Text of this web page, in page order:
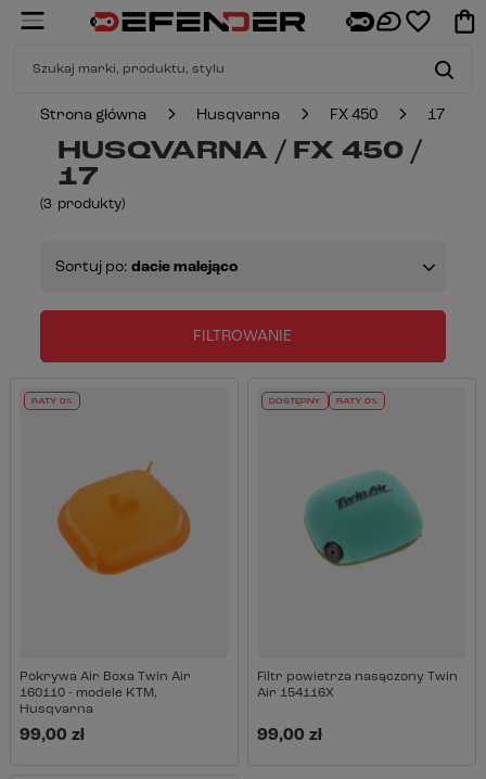
Strona główna Husqvarna FX 450 17
HUSQVARNA / FX 450 /
17
(3 produkty)
Sortuj po: dacie malejąco
FILTROWANIE
RATY 0%
Pokrywa Air Boxa Twin Air
160110 - modele KTM,
Husqvarna
99,00 zł
DOSTĘPNY RATY 0%
Filtr powietrza nasączony Twin
Air 154116X
99,00 zł